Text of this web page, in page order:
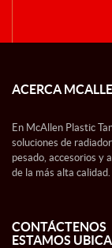
ACERCA
En McAllen Plastic
soluciones de
pesado, accesorios y
de la más alta calidad.
CONTÁCTENOS
ESTAMOS